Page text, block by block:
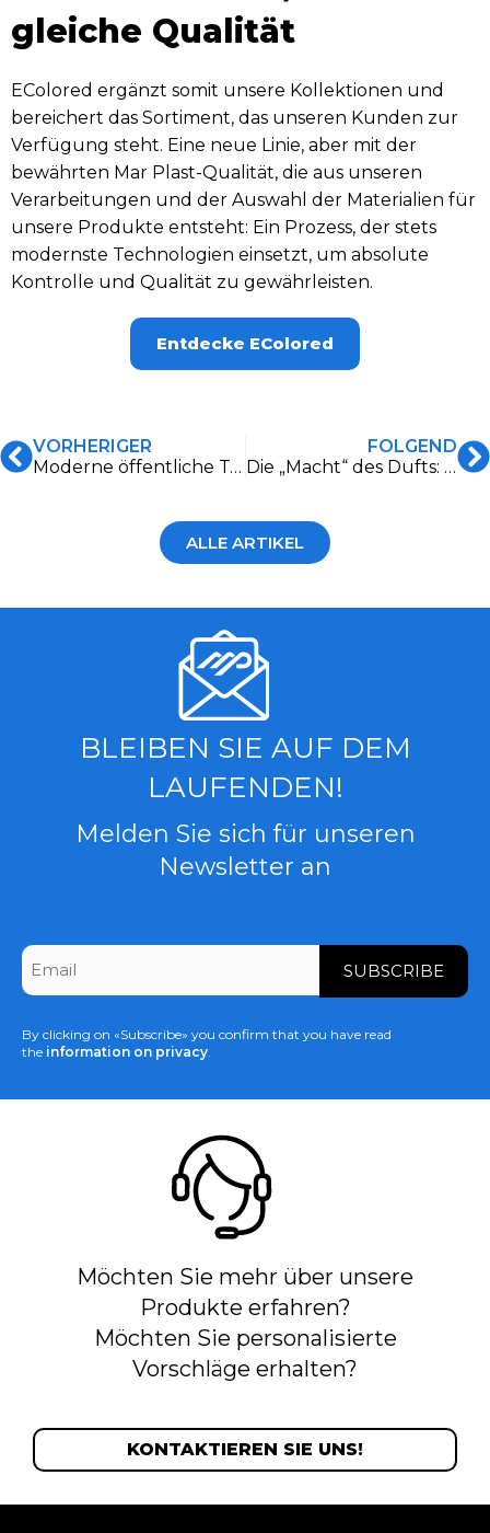
gleiche Qualität
EColored ergänzt somit unsere Kollektionen und
bereichert das Sortiment, das unseren Kunden zur
Verfügung steht. Eine neue Linie, aber mit der
bewährten Mar Plast-Qualität, die aus unseren
Verarbeitungen und der Auswahl der Materialien für
unsere Produkte entsteht: Ein Prozess, der stets
modernste Technologien einsetzt, um absolute
Kontrolle und Qualität zu gewährleisten.
Entdecke EColored
VORHERIGER
Moderne öffentliche Toiletten: eine Visitenkarte für jedes Unternehmen
FOLGEND
Die „Macht“ des Dufts: Die Revolution des olfaktorischen Marketings
ALLE ARTIKEL
BLEIBEN SIE AUF DEM
LAUFENDEN!
Melden Sie sich für unseren
Newsletter an
Email
By clicking on «Subscribe» you confirm that you have read
the information on privacy
Möchten Sie mehr über unsere
Produkte erfahren?
Möchten Sie personalisierte
Vorschläge erhalten?
KONTAKTIEREN SIE UNS!